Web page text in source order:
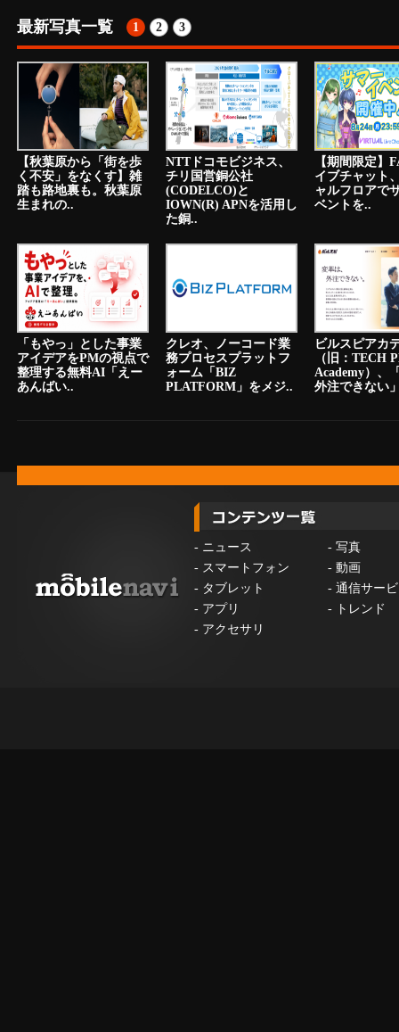
最新写真一覧 1 2 3
【秋葉原から「街を歩
く不安」をなくす】雑
踏も路地裏も。秋葉原
生まれの..
NTTドコモビジネス、
チリ国営銅公社
(CODELCO)と
IOWN(R) APNを活用し
た銅..
【期間限定】
イブチャット
ャルフロアで
ベントを..
「もやっ」とした事業
アイデアをPMの視点で
整理する無料AI「えー
あんばい..
クレオ、ノーコード業
務プロセスプラットフ
ォーム「BIZ
PLATFORM」をメジ..
ビルスピアカ
（旧：TECH
Academy）、
外注できない
- ニュース - 写真
- スマートフォン - 動画
- タブレット - 通信サー
- アプリ -
トレンド
- アクセサリ